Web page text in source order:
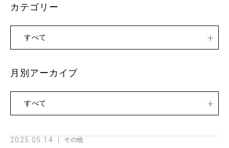
2025.05.14 その他
カテゴリー
すべて
月別アーカイブ
すべて